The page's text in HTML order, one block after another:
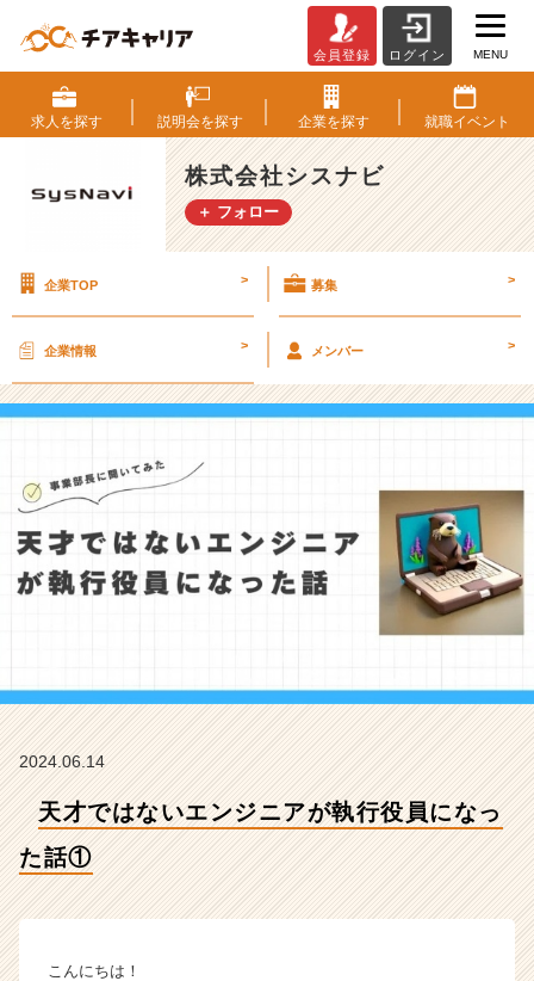
才
で
は
な
い
エ
ア
行
役
に
た
①
社
の
ラ
会員登録 ログイン MENU
求人を探す 説明会を探す 企業を探す 就職イベント
株式会社シスナビ
＋ フォロー
企業TOP > 募集 >
企業情報 > メンバー >
2024.06.14
天才ではないエンジニアが執行役員になっ
た話①
こんにちは！